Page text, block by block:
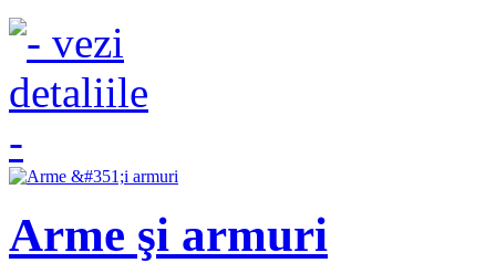
Arme şi armuri